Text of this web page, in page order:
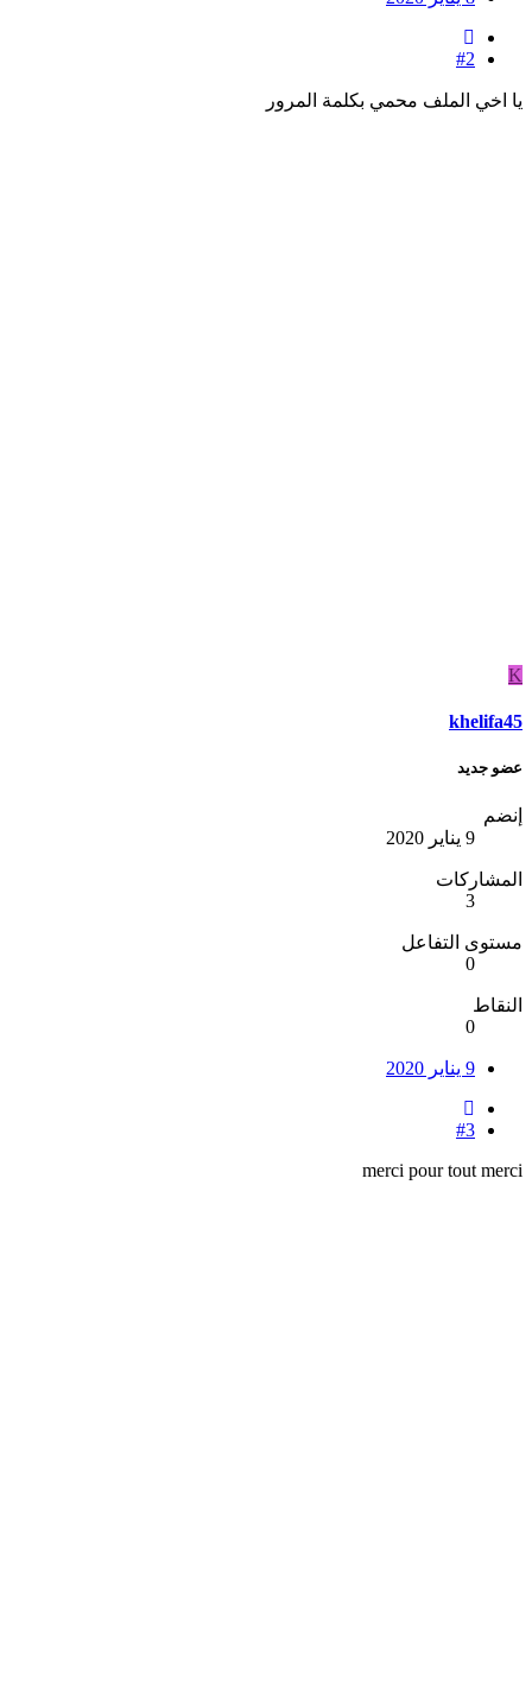
#2
يا اخي الملف محمي بكلمة المرور
K
khelifa45
عضو جديد
إنضم
9 يناير 2020
المشاركات
3
مستوى التفاعل
0
النقاط
0
9 يناير 2020
#3
merci pour tout merci